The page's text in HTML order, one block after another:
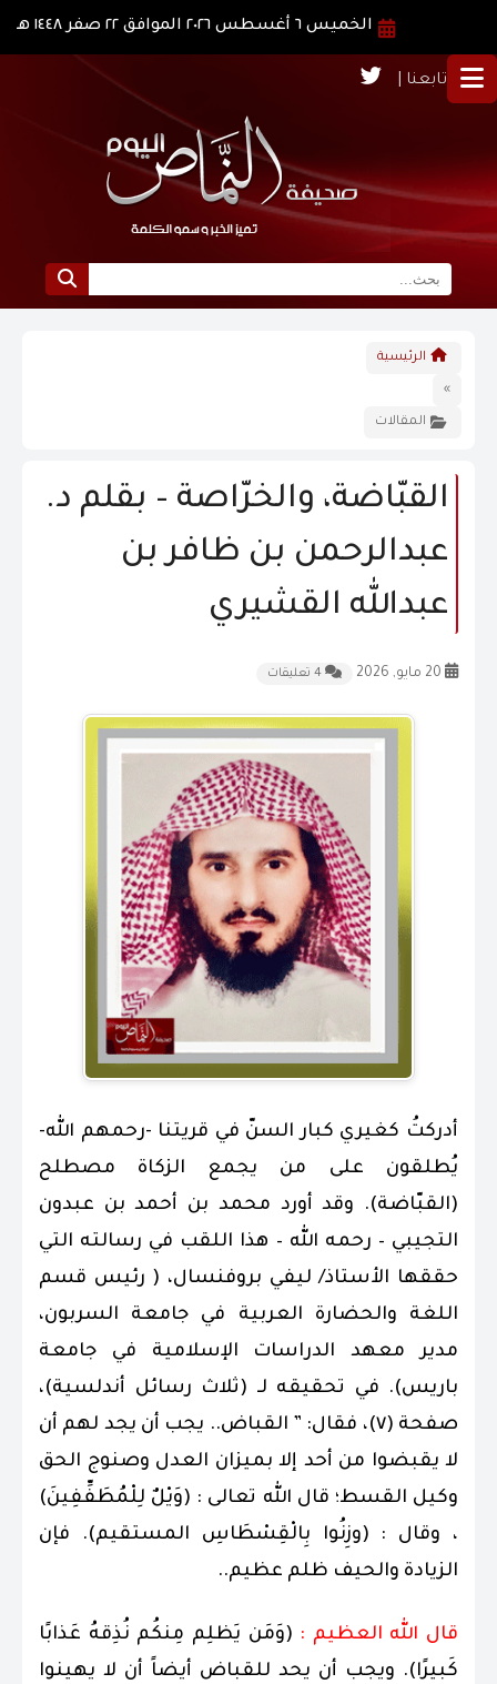
الخميس ٦ أغسطس ٢٠٢٦ الموافق ٢٢ صفر ١٤٤٨ هـ
تابعنا |
نبذة عن النماص
الرؤية و الرسالة
الاخبار
الشكاوى و الاقتراحات
الرئيسية
»
المقالات
القبّاضة، والخرّاصة – بقلم د.
عبدالرحمن بن ظافر بن
عبدالله القشيري
أدركتُ كغيري كبار السنّ في قريتنا -رحمهم الله-
يُطلقون على من يجمع الزكاة مصطلح
(القبّاضة). وقد أورد محمد بن أحمد بن عبدون
التجيبي – رحمه الله – هذا اللقب في رسالته التي
حققها الأستاذ/ ليفي بروفنسال، ( رئيس قسم
اللغة والحضارة العربية في جامعة السربون،
مدير معهد الدراسات الإسلامية في جامعة
باريس). في تحقيقه لـ (ثلاث رسائل أندلسية)،
صفحة (٧)، فقا
ل: ” القباض.. يجب أن يجد لهم أن
لا يقبضوا من أحد إلا بميزان العدل وصنوج الحق
وكيل القسط؛ قال الله تعالى : (وَيْلٌ لِلْمُطَفِّفِينَ)
، وقال : (وزِنُوا بِالْقِسْطَاسِ المستقيم). فإن
الزيادة والحيف ظلم عظيم..
قال الله العظيم : (وَمَن يَظلِم مِنكُم نُذِقهُ عَذابًا
كَبيرًا). ويجب أن يحد للقباض أيضاً أن لا يهينوا